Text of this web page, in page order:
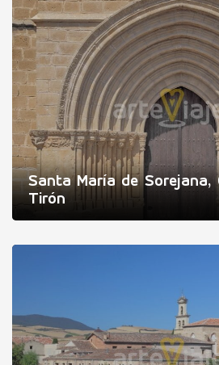
Santa María de Sorejana,
Tirón